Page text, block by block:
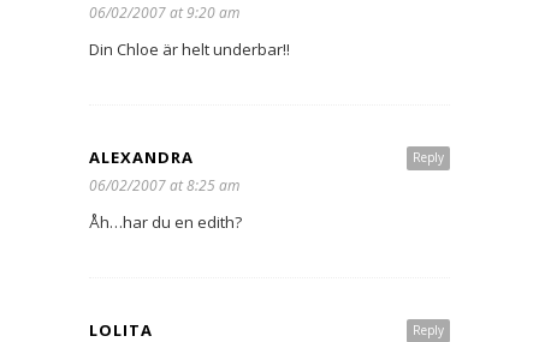
06/02/2007 at 9:20 am
Din Chloe är helt underbar!!
Reply
ALEXANDRA
06/02/2007 at 8:25 am
Åh…har du en edith?
Reply
LOLITA